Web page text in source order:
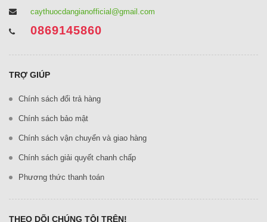
caythuocdangianofficial@gmail.com
0869145860
TRỢ GIÚP
Chính sách đổi trả hàng
Chính sách bảo mật
Chính sách vận chuyển và giao hàng
Chính sách giải quyết chanh chấp
Phương thức thanh toán
THEO DÕI CHÚNG TÔI TRÊN!